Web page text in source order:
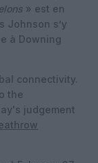
» est en
Johnson s’y
à Downing
connectivity.
the
judgement